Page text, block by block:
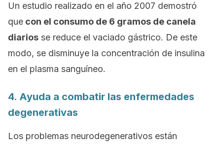
Un estudio realizado en el año 2007 demostró
que con el consumo de 6 gramos de canela
diarios se reduce el vaciado gástrico. De este
modo, se disminuye la concentración de insulina
en el plasma sanguíneo.
4. Ayuda a combatir las enfermedades
degenerativas
Los problemas neurodegenerativos están